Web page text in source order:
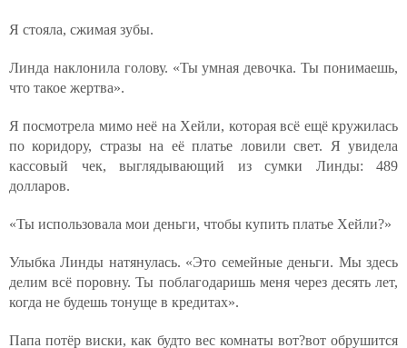
Я стояла, сжимая зубы.
Линда наклонила голову. «Ты умная девочка. Ты понимаешь,
что такое жертва».
Я посмотрела мимо неё на Хейли, которая всё ещё кружилась
по коридору, стразы на её платье ловили свет. Я увидела
кассовый чек, выглядывающий из сумки Линды: 489
долларов.
«Ты использовала мои деньги, чтобы купить платье Хейли?»
Улыбка Линды натянулась. «Это семейные деньги. Мы здесь
делим всё поровну. Ты поблагодаришь меня через десять лет,
когда не будешь тонуще в кредитах».
Папа потёр виски, как будто вес комнаты вот?вот обрушится